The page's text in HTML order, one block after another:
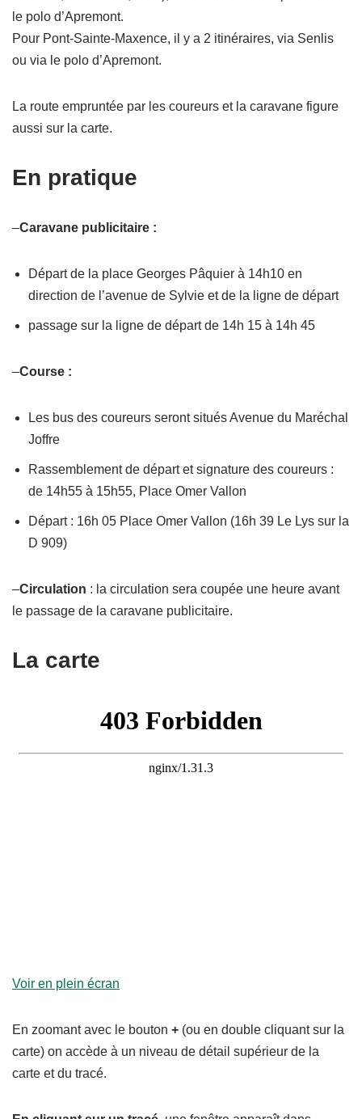
le polo d’Apremont.
Pour Pont-Sainte-Maxence, il y a 2 itinéraires, via Senlis
ou via le polo d’Apremont.
La route empruntée par les coureurs et la caravane figure
aussi sur la carte.
En pratique
–Caravane publicitaire :
Départ de la place Georges Pâquier à 14h10 en
direction de l’avenue de Sylvie et de la ligne de départ
passage sur la ligne de départ de 14h 15 à 14h 45
–Course :
Les bus des coureurs seront situés Avenue du Maréchal
Joffre
Rassemblement de départ et signature des coureurs :
de 14h55 à 15h55, Place Omer Vallon
Départ : 16h 05 Place Omer Vallon (16h 39 Le Lys sur la
D 909)
–Circulation : la circulation sera coupée une heure avant
le passage de la caravane publicitaire.
La carte
Voir en plein écran
En zoomant avec le bouton + (ou en double cliquant sur la
carte) on accède à un niveau de détail supérieur de la
carte et du tracé.